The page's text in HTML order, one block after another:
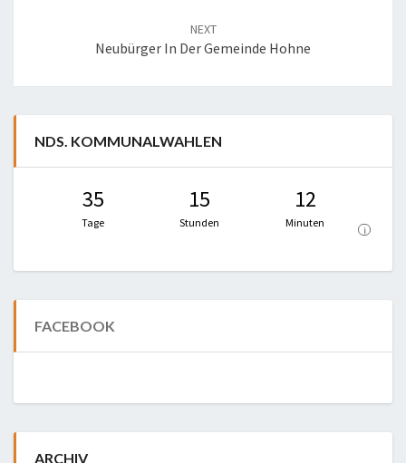
NEXT
Neubürger In Der Gemeinde Hohne
NDS. KOMMUNALWAHLEN
35
Tage
15
Stunden
12
Minuten
i
FACEBOOK
ARCHIV